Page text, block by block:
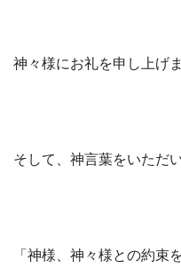
神々様にお礼を申し上げま
そして、神言葉をいただ
「神様、神々様との約束